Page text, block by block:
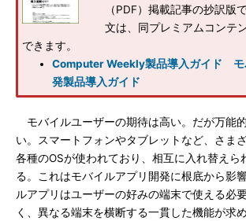
（PDF）掲載記事の抄訳版
文は、同プレミアムコンテ
できます。
Computer Weekly製品導入ガイド モ
発製品導入ガイド
モバイルユーザーの期待は高い。だが万能
い。スマートフォンやタブレットなど、さま
各種のOSが使われており、相互に入れ替えら
る。これはモバイルアプリ開発に根底から影
ルアプリはユーザーの好みの端末で使える必
く、異なる端末を横断する一貫した機能が求